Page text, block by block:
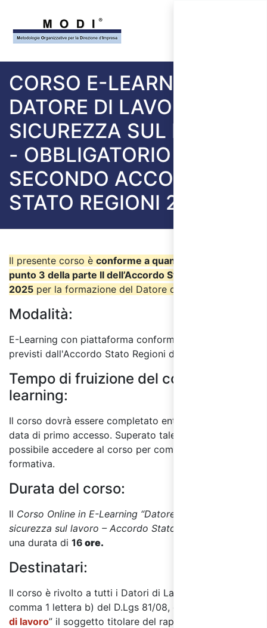
CORSO E-LEARNING
DATORE DI LAVORO
SICUREZZA SUL LAVORO
- OBBLIGATORIO
SECONDO ACCORDO
STATO REGIONI 2025
Il presente corso è conforme a quanto previsto nel
punto 3 della parte II dell’Accordo Stato Regioni
2025 per la formazione del Datore di Lavoro.
Modalità:
E-Learning con piattaforma conforme ai requisiti
previsti dall'Accordo Stato Regioni del 17/4/2025.
Tempo di fruizione del corso E-
learning:
Il corso dovrà essere completato entro 60 giorni dalla
data di primo accesso. Superato tale termine, non sarà
possibile accedere al corso per completare l'attività
formativa.
Durata del corso:
Il Corso Online in E-Learning “Datore di Lavoro
sicurezza sul lavoro – Accordo Stato Regioni 2025”
una durata di 16 ore.
Destinatari:
Il corso è rivolto a tutti i Datori di Lavoro. L’art. 2
comma 1 lettera b) del D.Lgs 81/08, definisce “
di lavoro” il soggetto titolare del rapporto di lavoro